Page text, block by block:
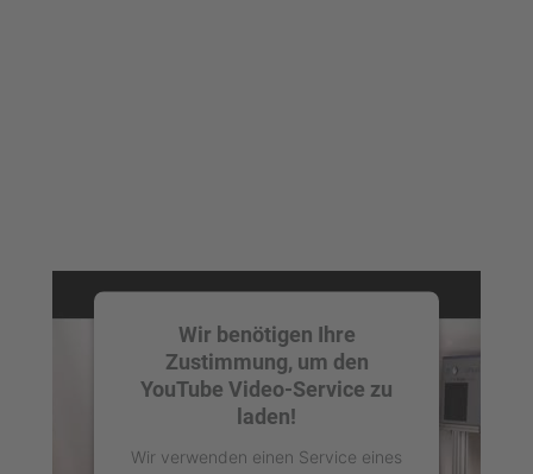
Wir benötigen Ihre
Zustimmung, um den
YouTube Video-Service zu
laden!
Wir verwenden einen Service eines